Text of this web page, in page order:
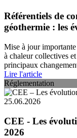
Référentiels de
géothermie : les
Mise à jour
à chaleur collectives
principaux
Lire l'article
Réglementation
25.06.2026
CEE - Les
2026